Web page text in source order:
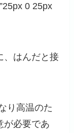
0 25px
、はんだと接
り高温のた
が必要であ